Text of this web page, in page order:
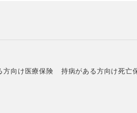
方向け医療保険 持病がある方向け死亡